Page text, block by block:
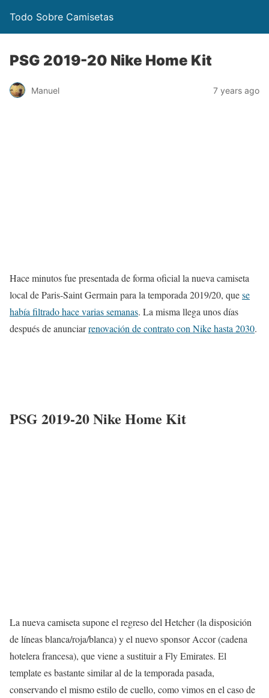
Todo Sobre Camisetas
PSG 2019-20 Nike Home Kit
Manuel 7 years ago
Hace minutos fue presentada de forma oficial la nueva camiseta
local de Paris-Saint Germain para la temporada 2019/20, quese
había filtrado hace varias semanas. La misma llega unos días
después de anunciarrenovación de contrato con Nike hasta 2030.
PSG 2019-20 Nike Home Kit
La nueva camiseta supone el regreso del Hetcher (la disposición
de líneas blanca/roja/blanca) y el nuevo sponsor Accor (cadena
hotelera francesa), que viene a sustituir a Fly Emirates. El
template es bastante similar al de la temporada pasada,
conservando el mismo estilo de cuello, como vimos en el caso de